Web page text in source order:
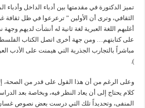
تميز الدكتورة في مقدمتها بين أدباء الداخل
الثقافي، وترى أن الأولين ” ترعرعوا في ظل ثقافة
أغلبهم اللغة العبرية لغة ثانية له أنشأت لديهم
على كتابتهم… ومن جهة أخرى اتصل الكتاب
).
وعلى الرغم من أن هذا القول على قدر من الصحة،
كلام يحتاج إلى أن يعاد النظر فيه، وبخاصة بعد
المنفى، وتحديداً تلك التي درست بعض نصوص